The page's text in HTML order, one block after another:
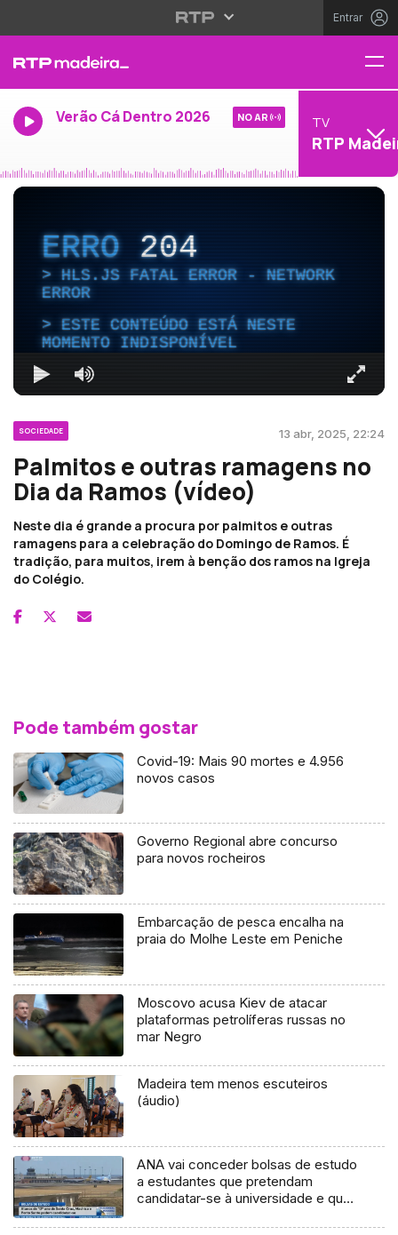
Entrar
Verão Cá Dentro 2026 NO AR TV
RTP
ERRO204
HLS.JS FATAL ERROR - NETWORK
ERROR
ESTE CONTEÚDO ESTÁ NESTE
MOMENTO INDISPONÍVEL
SOCIEDADE 13 abr, 2025, 22:24
Palmitos e outras ramagens no
Dia da Ramos (vídeo)
Neste dia é grande a procura por palmitos e outras
ramagens para a celebração do Domingo de Ramos. É
tradição, para muitos, irem à benção dos ramos na Igreja
do Colégio.
Pode também gostar
Covid-19: Mais 90 mortes e 4.956
novos casos
Governo Regional abre concurso
para novos rocheiros
Embarcação de pesca encalha na
praia do Molhe Leste em Peniche
Moscovo acusa Kiev de atacar
plataformas petrolíferas russas no
mar Negro
Madeira tem menos escuteiros
(áudio)
ANA vai conceder bolsas de estudo
a estudantes que pretendam
candidatar-se à universidade e que